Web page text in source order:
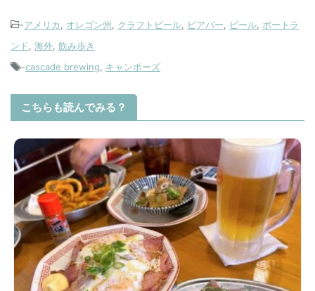
-アメリカ , オレゴン州 , クラフトビール, ビアバー, ビール, ポートラ
ンド , 海外, 飲み歩き
-cascade brewing, キャンポーズ
こちらも読んでみる？